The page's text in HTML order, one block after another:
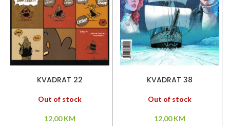
KVADRAT 22
Out of stock
12,00KM
KVADRAT 38
Out of stock
12,00KM